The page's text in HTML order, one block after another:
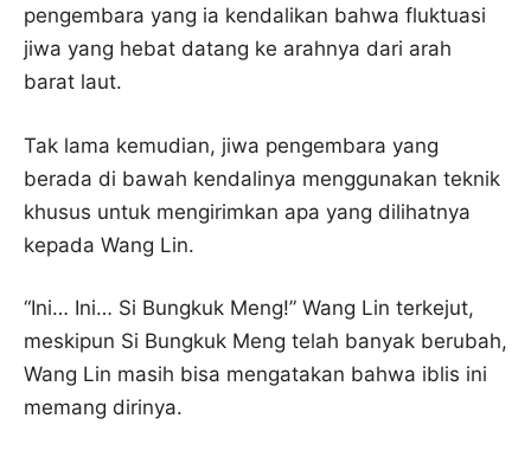
pengembara yang ia kendalikan bahwa fluktuasi
jiwa yang hebat datang ke arahnya dari arah
barat laut.
Tak lama kemudian, jiwa pengembara yang
berada di bawah kendalinya menggunakan teknik
khusus untuk mengirimkan apa yang dilihatnya
kepada Wang Lin.
“Ini… Ini… Si Bungkuk Meng!” Wang Lin terkejut,
meskipun Si Bungkuk Meng telah banyak berubah,
Wang Lin masih bisa mengatakan bahwa iblis ini
memang dirinya.